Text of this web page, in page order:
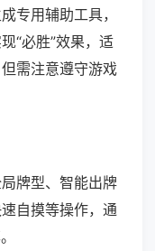
专用辅助工具，
“必胜”效果，适
需注意遵守游戏
牌型、智能出牌
自摸等操作，通